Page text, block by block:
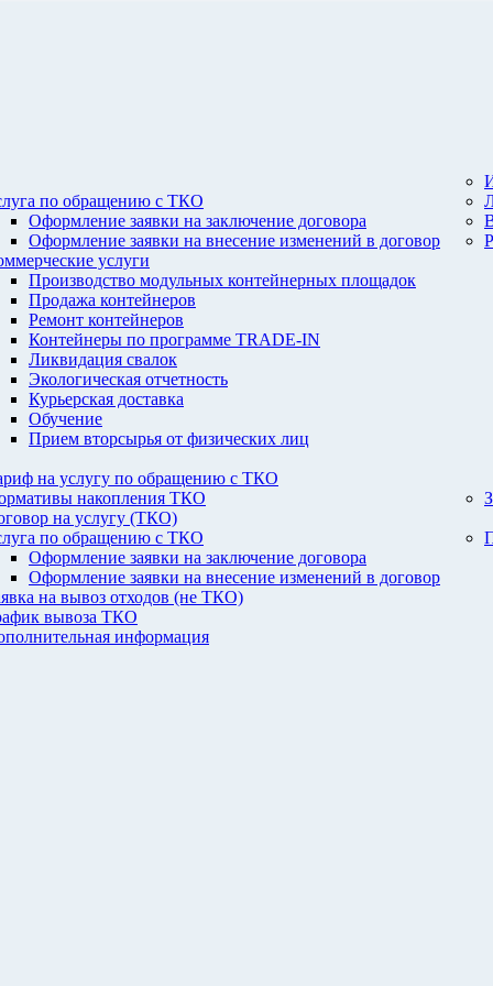
по обращению с ТКО
Оформление заявки на заключение договора
Оформление заявки на внесение изменений в договор
услуги
Производство модульных контейнерных площадок
Продажа контейнеров
Ремонт контейнеров
Контейнеры по программе TRADE-IN
Ликвидация свалок
Экологическая отчетность
Курьерская доставка
Обучение
Прием вторсырья от физических лиц
на услугу по обращению с ТКО
накопления ТКО
на услугу (ТКО)
по обращению с ТКО
Оформление заявки на заключение договора
Оформление заявки на внесение изменений в договор
на вывоз отходов (не ТКО)
вывоза ТКО
информация